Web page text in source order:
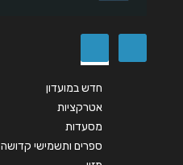
חדש במועדון
אטרקציות
מסעדות
ספרים ותשמישי קדושה